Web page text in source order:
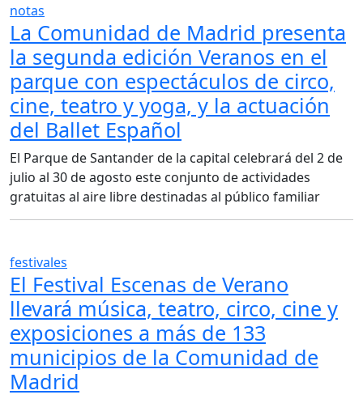
notas
La Comunidad de Madrid presenta
la segunda edición Veranos en el
parque con espectáculos de circo,
cine, teatro y yoga, y la actuación
del Ballet Español
El Parque de Santander de la capital celebrará del 2 de
julio al 30 de agosto este conjunto de actividades
gratuitas al aire libre destinadas al público familiar
festivales
El Festival Escenas de Verano
llevará música, teatro, circo, cine y
exposiciones a más de 133
municipios de la Comunidad de
Madrid